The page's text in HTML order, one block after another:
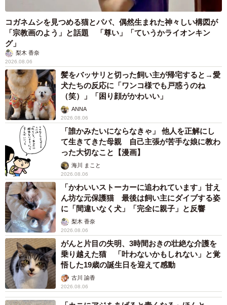
コガネムシを見つめる猫とパパ、偶然生まれた神々しい構図が
「宗教画のよう」と話題 「尊い」「ていうかライオンキン
グ」
梨木 香奈
2026.08.06
髪をバッサリと切った飼い主が帰宅すると→愛
犬たちの反応に「ワンコ様でも戸惑うのね
（笑）」「困り顔がかわいい」
ANNA
2026.08.06
「誰かみたいにならなきゃ」 他人を正解にし
て生きてきた母親 自己主張が苦手な娘に教わ
った大切なこと【漫画】
海川 まこと
2026.08.06
「かわいいストーカーに追われています」甘え
ん坊な元保護猫 最後は飼い主にダイブする姿
に「間違いなく犬」「完全に親子」と反響
梨木 香奈
2026.08.06
がんと片目の失明、3時間おきの壮絶な介護を
乗り越えた猫 「叶わないかもしれない」と覚
悟した19歳の誕生日を迎えて感動
古川 諭香
2026.08.06